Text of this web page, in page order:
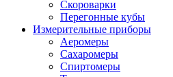
Скороварки
Перегонные кубы
Измерительные приборы
Аеромеры
Сахаромеры
Спиртомеры